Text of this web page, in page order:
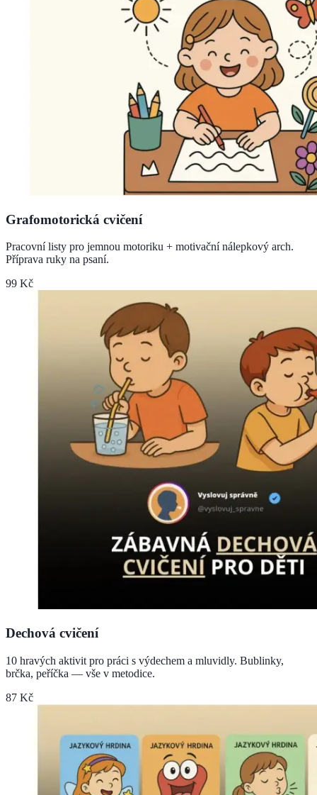
Grafomotorická cvičení
Pracovní listy pro jemnou motoriku + motivační nálepkový arch.
Příprava ruky na psaní.
99 Kč
Dechová cvičení
10 hravých aktivit pro práci s výdechem a mluvidly. Bublinky,
brčka, peříčka — vše v metodice.
87 Kč